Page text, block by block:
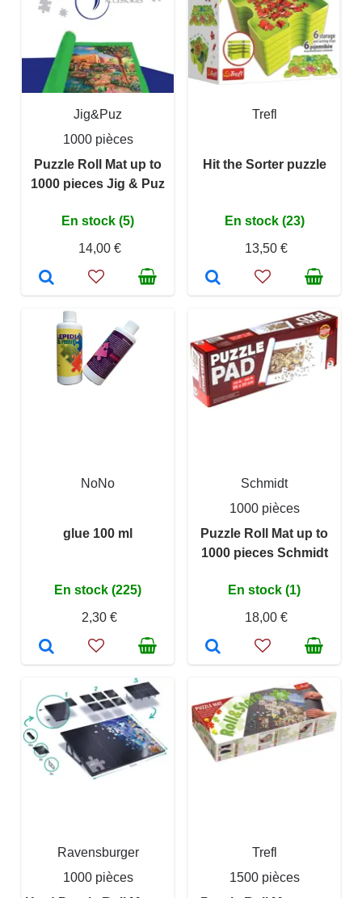
Jig&Puz
1000 pièces
Puzzle Roll Mat up to
1000 pieces Jig & Puz
En stock (5)
14,00 €
Trefl
Hit the Sorter puzzle
En stock (23)
13,50 €
NoNo
glue 100 ml
En stock (225)
2,30 €
Schmidt
1000 pièces
Puzzle Roll Mat up to
1000 pieces Schmidt
En stock (1)
18,00 €
Ravensburger
1000 pièces
Trefl
1500 pièces